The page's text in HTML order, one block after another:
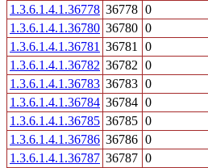
1.3.6.1.4.1.36778 36778 0
1.3.6.1.4.1.36780 36780 0
1.3.6.1.4.1.36781 36781 0
1.3.6.1.4.1.36782 36782 0
1.3.6.1.4.1.36783 36783 0
1.3.6.1.4.1.36784 36784 0
1.3.6.1.4.1.36785 36785 0
1.3.6.1.4.1.36786 36786 0
1.3.6.1.4.1.36787 36787 0